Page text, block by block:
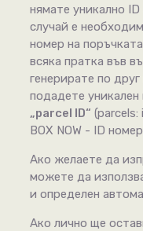
нямате уникално
случай е
номер на
всяка пратка във
генерирате по
подадете уникален
„parcel ID“ (parcels:
BOX NOW - ID
Ако желаете да
можете да
и определен
Ако лично ще